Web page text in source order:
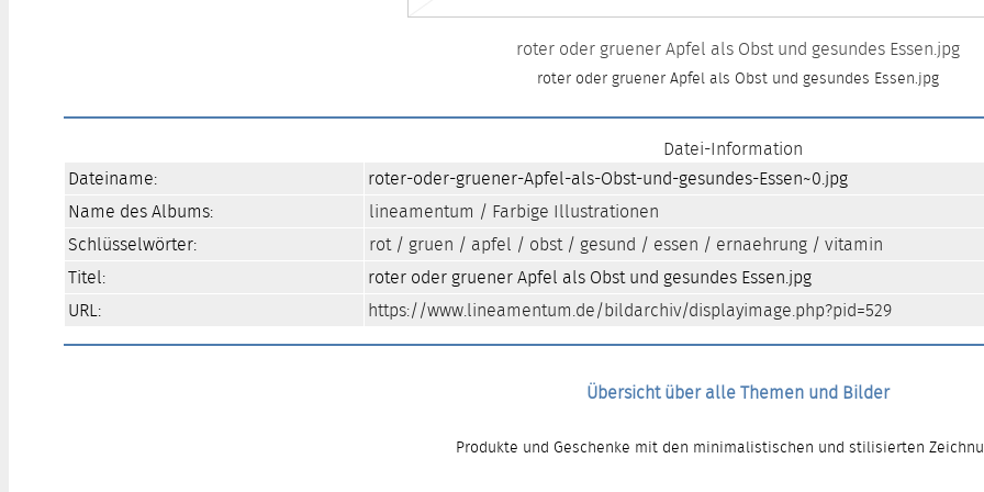
roter oder gruener Apfel als Obst und gesundes Essen.jpg
roter oder gruener Apfel als Obst und gesundes Essen.jpg
Datei-Information
Dateiname:
roter-oder-gruener-Apfel-als-Obst-und-gesundes-Essen~0.jpg
Name des Albums:
lineamentum / Farbige Illustrationen
Schlüsselwörter:
rot/ gruen / apfel / obst/ gesund / essen / ernaehrung / vitamin
Titel:
roter oder gruener Apfel als Obst und gesundes Essen.jpg
URL:
https://www.lineamentum.de/bildarchiv/displayimage.php?pid=529
Übersicht über alle Themen und Bilder
Produkte und Geschenke mit den minimalistischen und stilisierten